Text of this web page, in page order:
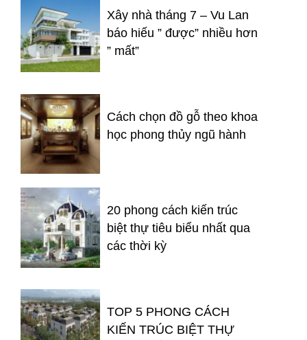
Xây nhà tháng 7 – Vu Lan
báo hiếu ” được” nhiều hơn
” mất”
Cách chọn đồ gỗ theo khoa
học phong thủy ngũ hành
20 phong cách kiến trúc
biệt thự tiêu biểu nhất qua
các thời kỳ
TOP 5 PHONG CÁCH
KIẾN TRÚC BIỆT THỰ